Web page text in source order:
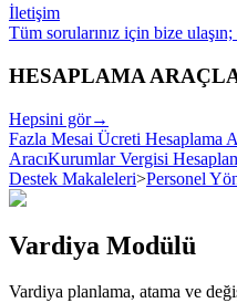
İletişim
Tüm sorularınız için bize
HESAPLAMA
Hepsini gör→
Fazla Mesai Ücreti Hesaplama
AracıKurumlar Vergisi
Destek Makaleleri>Personel
Vardiya Modülü
Vardiya planlama, atama ve